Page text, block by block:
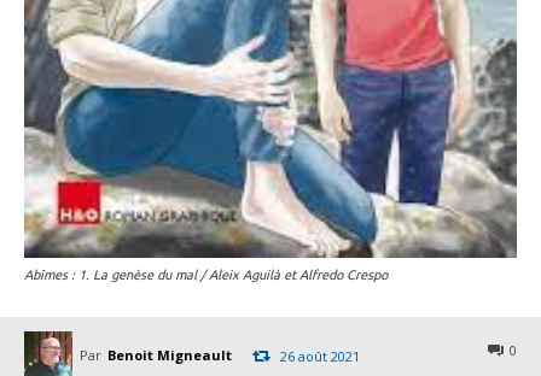
Abîmes : 1. La genèse du mal / Aleix Aguilà et Alfredo Crespo
Par Benoit Migneault 0
26 août 2021